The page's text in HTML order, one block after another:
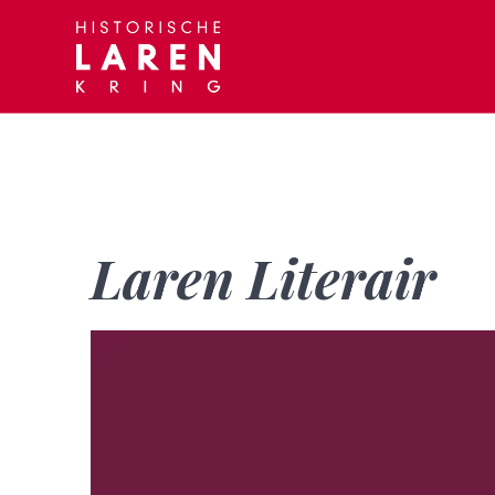
Laren Literair